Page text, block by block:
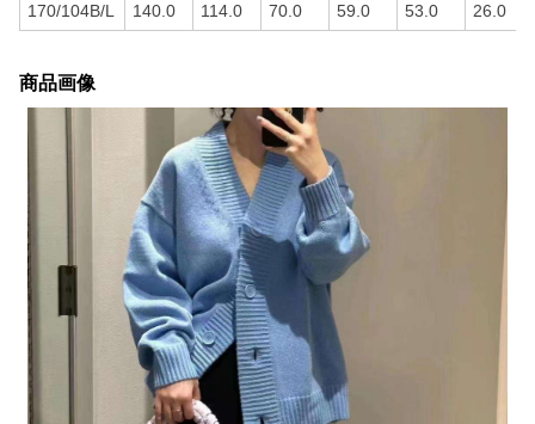
170/104B/L 140.0 114.0 70.0 59.0 53.0 26.0
商品画像